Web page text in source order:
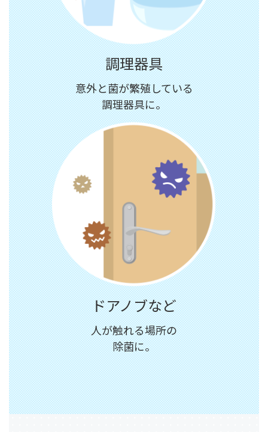
調理器具
意外と菌が繁殖している
調理器具に。
ドアノブなど
人が触れる場所の
除菌に。